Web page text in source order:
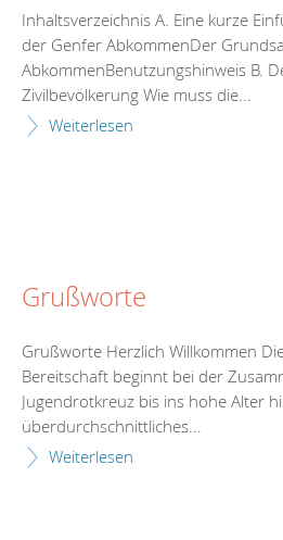
Inhaltsverzeichnis A. Eine kurze
der Genfer AbkommenDer
AbkommenBenutzungshinweis B.
Zivilbevölkerung Wie muss die...
Weiterlesen
Grußworte
Grußworte Herzlich Willkommen
Bereitschaft beginnt bei der
Jugendrotkreuz bis ins hohe Alter
überdurchschnittliches...
Weiterlesen